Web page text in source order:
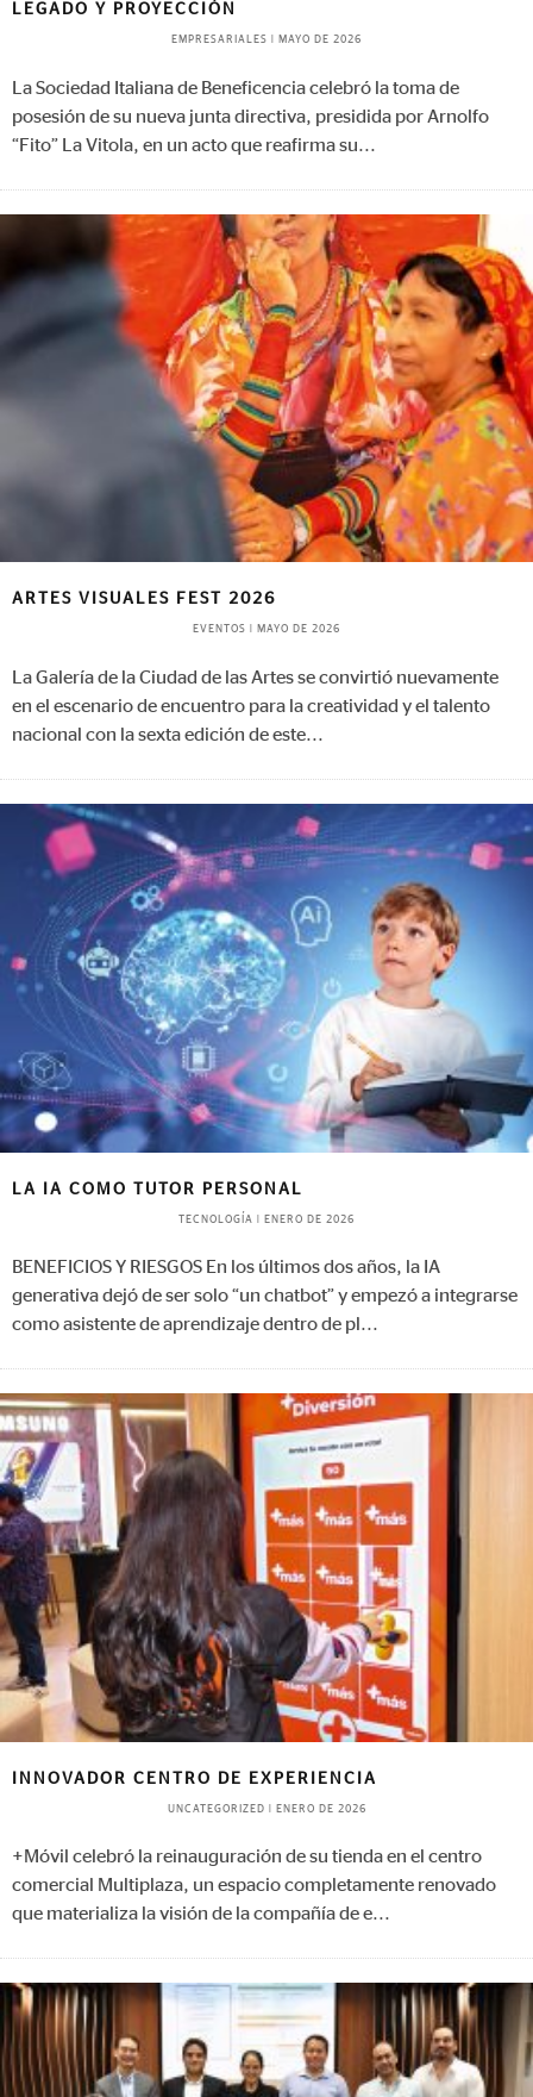
LEGADO Y PROYECCIÓN
EMPRESARIALES MAYO DE 2026
La Sociedad Italiana de Beneficencia celebró la toma de
posesión de su nueva junta directiva, presidida por Arnolfo
“Fito” La Vitola, en un acto que reafirma su...
ARTES VISUALES FEST 2026
EVENTOS | MAYO DE 2026
La Galería de la Ciudad de las Artes se convirtió nuevamente
en el escenario de encuentro para la creatividad y el talento
nacional con la sexta edición de este...
LA IA COMO TUTOR PERSONAL
TECNOLOGÍA ENERO DE 2026
BENEFICIOS Y RIESGOS En los últimos dos años, la IA
generativa dejó de ser solo “un chatbot” y empezó a integrarse
como asistente de aprendizaje dentro de pl ...
INNOVADOR CENTRO DE EXPERIENCIA
UNCATEGORIZED ENERO DE 2026
+Móvil celebró la reinauguración de su tienda en el centro
comercial Multiplaza, un espacio completamente renovado
que materializa la visión de la compañía de e...